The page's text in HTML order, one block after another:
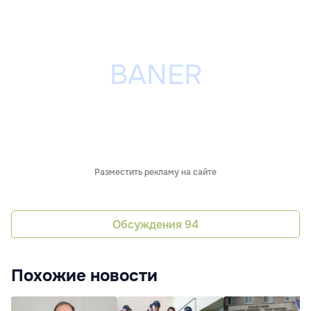
Разместить рекламу на сайте
Обсуждения 94
Похожие новости